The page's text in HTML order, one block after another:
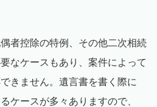
者控除の特例、その他二次相続
なケースもあり、案件によって
きません。遺言書を書く際に
ケースが多々ありますので、